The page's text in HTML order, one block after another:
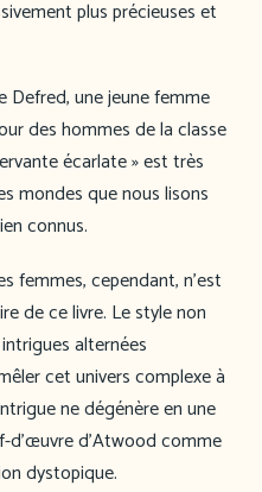
plus précieuses et
une jeune femme
des hommes de la classe
écarlate » est très
mondes que nous lisons
connus.
femmes, cependant, n’est
de ce livre. Le style non
alternées
cet univers complexe à
ne dégénère en une
d’Atwood comme
dystopique.